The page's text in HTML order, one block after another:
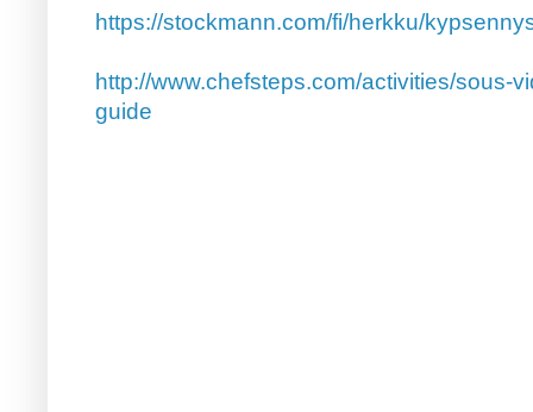
https://stockmann.com/fi/herkku/
http://www.chefsteps.com/activities/sous-
guide